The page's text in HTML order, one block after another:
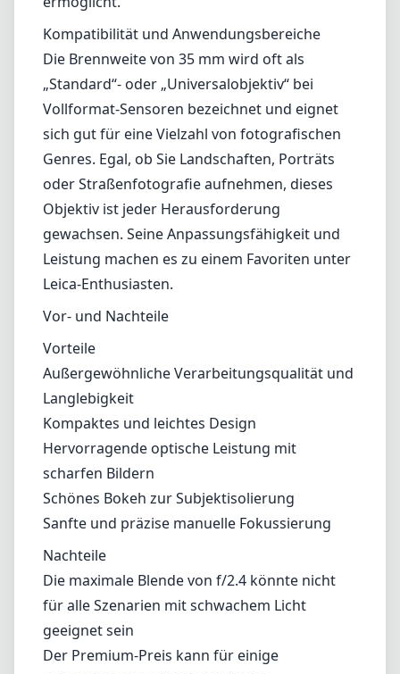
gewachsen. Seine Anpassungsfähigkeit und
Leistung machen es zu einem Favoriten unter
Leica-Enthusiasten.
Vor- und Nachteile
Vorteile
Außergewöhnliche Verarbeitungsqualität und
Langlebigkeit
Kompaktes und leichtes Design
Hervorragende optische Leistung mit
scharfen Bildern
Schönes Bokeh zur Subjektisolierung
Sanfte und präzise manuelle Fokussierung
Nachteile
Die maximale Blende von f/2.4 könnte nicht
für alle Szenarien mit schwachem Licht
geeignet sein
Der Premium-Preis kann für einige
Fotografen eine Hürde darstellen
Fazit
Das Leica Summarit-M 35mm F2.4 ASPH ist ein
bemerkenswertes Objektiv, das den Geist der
Leica-Philosophie verkörpert: Einfachheit,
Qualität und Leistung. Obwohl es mit einem
höheren Preis und einer moderaten
maximalen Blende einhergeht, liefert das
Objektiv eine herausragende Bildqualität und